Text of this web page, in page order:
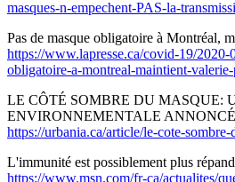
masques-n-empechent-PAS-la-
Pas de masque obligatoire à Montréal,
https://www.lapresse.ca/covid-19/2020-
obligatoire-a-montreal-maintient-
LE CÔTÉ SOMBRE DU MASQUE:
ENVIRONNEMENTALE
https://urbania.ca/article/le-cote-sombre-
L'immunité est possiblement plus
https://www.msn.com/fr-ca/actualites/